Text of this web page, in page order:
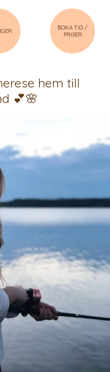
BOKA TID /
PRISER
hem till
💕🌸